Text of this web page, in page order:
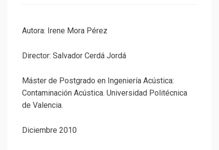
Autora: Irene Mora Pérez
Director: Salvador Cerdá Jordá
Máster de Postgrado en Ingeniería Acústica:
Contaminación Acústica. Universidad Politécnica
de Valencia.
Diciembre 2010